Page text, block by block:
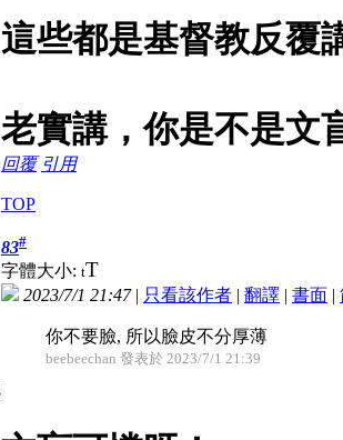
這些都是基督教反覆
老實講，你是不是文
回覆 引用
TOP
83#
字體大小: tT
2023/7/1 21:47| 只看該作者 | 翻譯 | 書面 |
你不要臉, 所以臉皮不分厚薄
beebeechan 發表於 2023/7/1 21:39